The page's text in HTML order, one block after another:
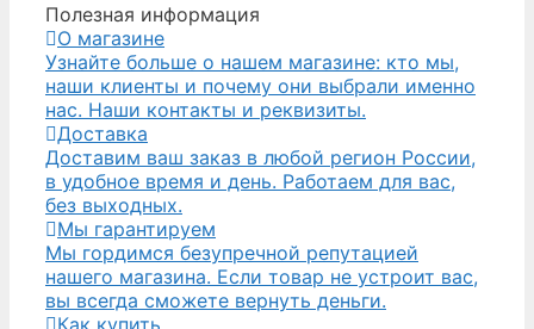
Полезная информация
О магазине
Узнайте больше о нашем магазине: кто мы,
наши клиенты и почему они выбрали именно
нас. Наши контакты и реквизиты.
Доставка
Доставим ваш заказ в любой регион России,
в удобное время и день. Работаем для вас,
без выходных.
Мы гарантируем
Мы гордимся безупречной репутацией
нашего магазина. Если товар не устроит вас,
вы всегда сможете вернуть деньги.
Как купить